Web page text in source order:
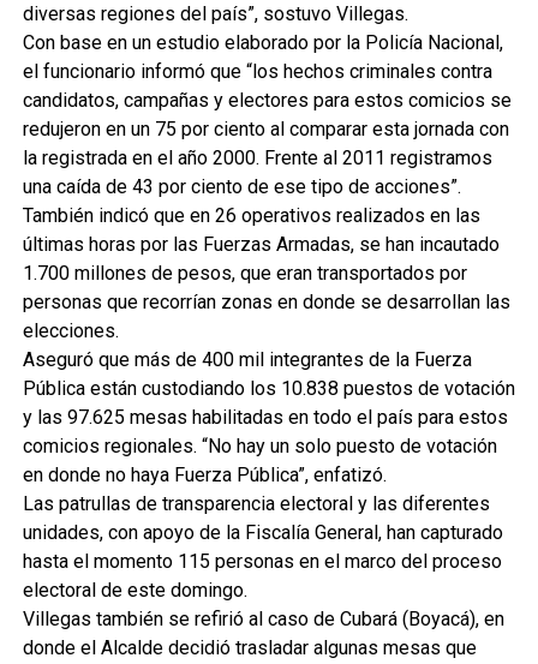
diversas regiones del país”, sostuvo Villegas.
Con base en un estudio elaborado por la Policía Nacional,
el funcionario informó que “los hechos criminales contra
candidatos, campañas y electores para estos comicios se
redujeron en un 75 por ciento al comparar esta jornada con
la registrada en el año 2000. Frente al 2011 registramos
una caída de 43 por ciento de ese tipo de acciones”.
También indicó que en 26 operativos realizados en las
últimas horas por las Fuerzas Armadas, se han incautado
1.700 millones de pesos, que eran transportados por
personas que recorrían zonas en donde se desarrollan las
elecciones.
Aseguró que más de 400 mil integrantes de la Fuerza
Pública están custodiando los 10.838 puestos de votación
y las 97.625 mesas habilitadas en todo el país para estos
comicios regionales. “No hay un solo puesto de votación
en donde no haya Fuerza Pública”, enfatizó.
Las patrullas de transparencia electoral y las diferentes
unidades, con apoyo de la Fiscalía General, han capturado
hasta el momento 115 personas en el marco del proceso
electoral de este domingo.
Villegas también se refirió al caso de Cubará (Boyacá), en
donde el Alcalde decidió trasladar algunas mesas que